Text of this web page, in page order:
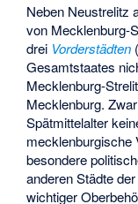
Neben Neustrelitz
von Mecklenburg-
drei Vorderstädten
Gesamtstaates
Mecklenburg-
Mecklenburg.
Spätmittelalter
mecklenburgische
besondere
anderen Städte
wichtiger